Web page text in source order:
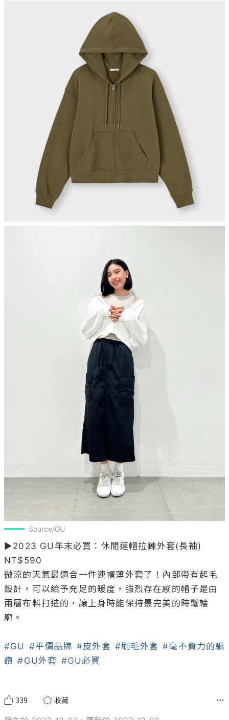
Source/GU
▶2023 GU年末必買：休閒連帽拉鍊外套(長袖)
NT$590
微涼的天氣最適合一件連帽薄外套了！內部帶有起毛
設計，可以給予充足的暖度，強烈存在感的帽子是由
兩層布料打造的，讓上身時能保持最完美的時髦輪
廓。
#GU #平價品牌 #皮外套 #刷毛外套 #毫不費力的騙
讚 #GU外套 #GU必買
339 收藏